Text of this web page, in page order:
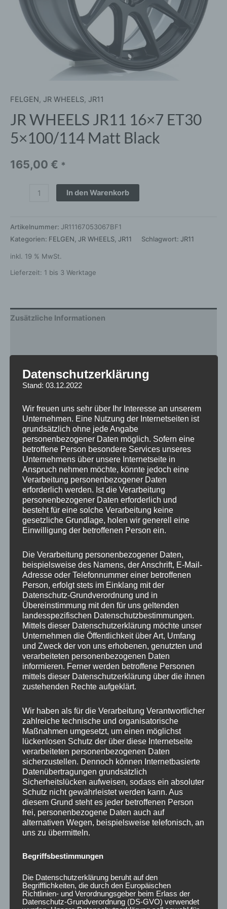
FELGEN, JR WHEELS, JR11
JR WHEELS JR11 16×7 ET30
5×100/114 Matt Black
165,00 € *
In den Warenkorb
Artikelnummer: JR11167053067BF1
Kategorien: FELGEN JR WHEELS JR11 Schlagwort: JR11
inkl. 19 % MwSt.
Lieferzeit: 1 bis 3 Werktage
Zusätzliche Informationen
Gewicht
Durchmesser 16
Breite 7.0
Lochkreis 5×100, 5×114.3
PCD 114.3 mm, 100 mm
Design JR11
Lochzahl 5
Homologation ohne TÜV-Gutachten
ET 30
Nabenbohrung 67.1
Traglast 690
Ähnliche Produkte
CONCAVER CVR1
19×8,5 ET40 5×112
Carbon Graphite
450,00€ *
Bewertet
mit
0
von
CONCAVER CVR1
19×8,5 ET35 5×112
Carbon Graphite
450,00€ *
Bewertet
mit
0
Datenschutzerklärung
Stand: 03.12.2022
Wir freuen uns sehr über Ihr Interesse an unserem
Unternehmen. Eine Nutzung der Internetseiten ist
grundsätzlich ohne jede Angabe
personenbezogener Daten möglich. Sofern eine
betroffene Person besondere Services unseres
Unternehmens über unsere Internetseite in
Anspruch nehmen möchte, könnte jedoch eine
Verarbeitung personenbezogener Daten
erforderlich werden. Ist die Verarbeitung
personenbezogener Daten erforderlich und
besteht für eine solche Verarbeitung keine
gesetzliche Grundlage, holen wir generell eine
Einwilligung der betroffenen Person ein.
Die Verarbeitung personenbezogener Daten,
beispielsweise des Namens, der Anschrift, E-Mail-
Adresse oder Telefonnummer einer betroffenen
Person, erfolgt stets im Einklang mit der
Datenschutz-Grundverordnung und in
Übereinstimmung mit den für uns geltenden
landesspezifischen Datenschutzbestimmungen.
Mittels dieser Datenschutzerklärung möchte unser
Unternehmen die Öffentlichkeit über Art, Umfang
und Zweck der von uns erhobenen, genutzten und
verarbeiteten personenbezogenen Daten
informieren. Ferner werden betroffene Personen
mittels dieser Datenschutzerklärung über die ihnen
zustehenden Rechte aufgeklärt.
Wir haben als für die Verarbeitung Verantwortlicher
zahlreiche technische und organisatorische
Maßnahmen umgesetzt, um einen möglichst
lückenlosen Schutz der über diese Internetseite
verarbeiteten personenbezogenen Daten
sicherzustellen. Dennoch können Internetbasierte
Datenübertragungen grundsätzlich
Sicherheitslücken aufweisen, sodass ein absoluter
Schutz nicht gewährleistet werden kann. Aus
diesem Grund steht es jeder betroffenen Person
frei, personenbezogene Daten auch auf
alternativen Wegen, beispielsweise telefonisch, an
uns zu übermitteln.
Begriffsbestimmungen
Die Datenschutzerklärung beruht auf den
Begrifflichkeiten, die durch den Europäischen
Richtlinien- und Verordnungsgeber beim Erlass der
Datenschutz-Grundverordnung (DS-GVO) verwendet